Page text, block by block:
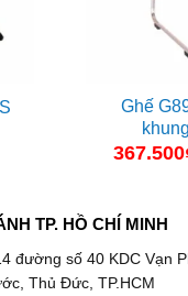
Ghế
367.500
TP. HỒ CHÍ MINH
đường số 40 KDC Vạn
Thủ Đức, TP.HCM